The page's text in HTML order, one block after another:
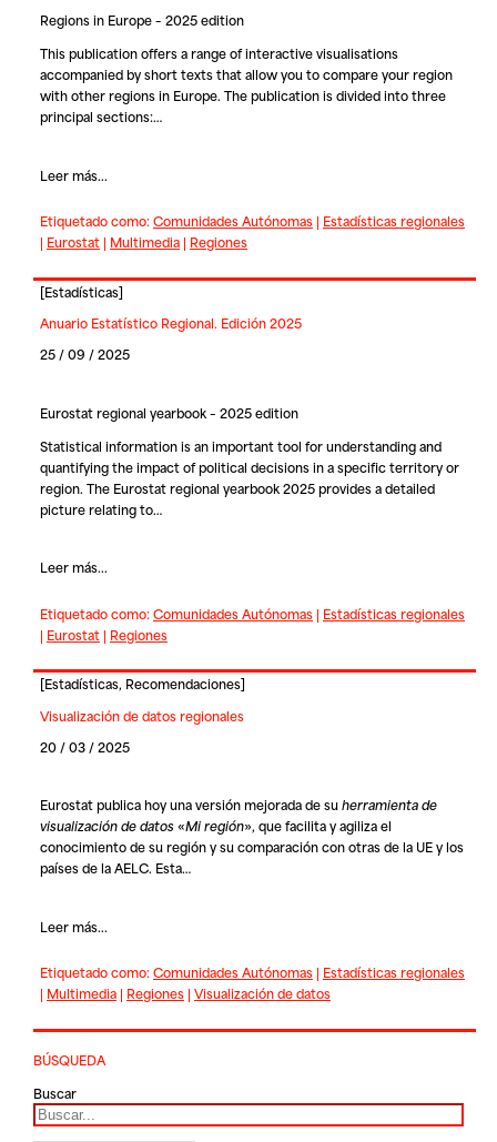
Regions in Europe – 2025 edition
This publication offers a range of interactive visualisations
accompanied by short texts that allow you to compare your region
with other regions in Europe. The publication is divided into three
principal sections:…
Leer más...
Etiquetado como:Comunidades Autónomas| Estadísticas regionales
| Eurostat| Multimedia| Regiones
[Estadísticas]
Anuario Estatístico Regional. Edición 2025
25 / 09 / 2025
Eurostat regional yearbook – 2025 edition
Statistical information is an important tool for understanding and
quantifying the impact of political decisions in a specific territory or
region. The Eurostat regional yearbook 2025 provides a detailed
picture relating to…
Leer más...
Etiquetado como:Comunidades Autónomas| Estadísticas regionales
| Eurostat| Regiones
[Estadísticas, Recomendaciones]
Visualización de datos regionales
20 / 03 / 2025
Eurostat publica hoy una versión mejorada de suherramienta de
visualización de datos«Mi región», que facilita y agiliza el
conocimiento de su región y su comparación con otras de la UE y los
países de la AELC. Esta…
Leer más...
Etiquetado como:Comunidades Autónomas| Estadísticas regionales
| Multimedia| Regiones| Visualización de datos
BÚSQUEDA
Buscar